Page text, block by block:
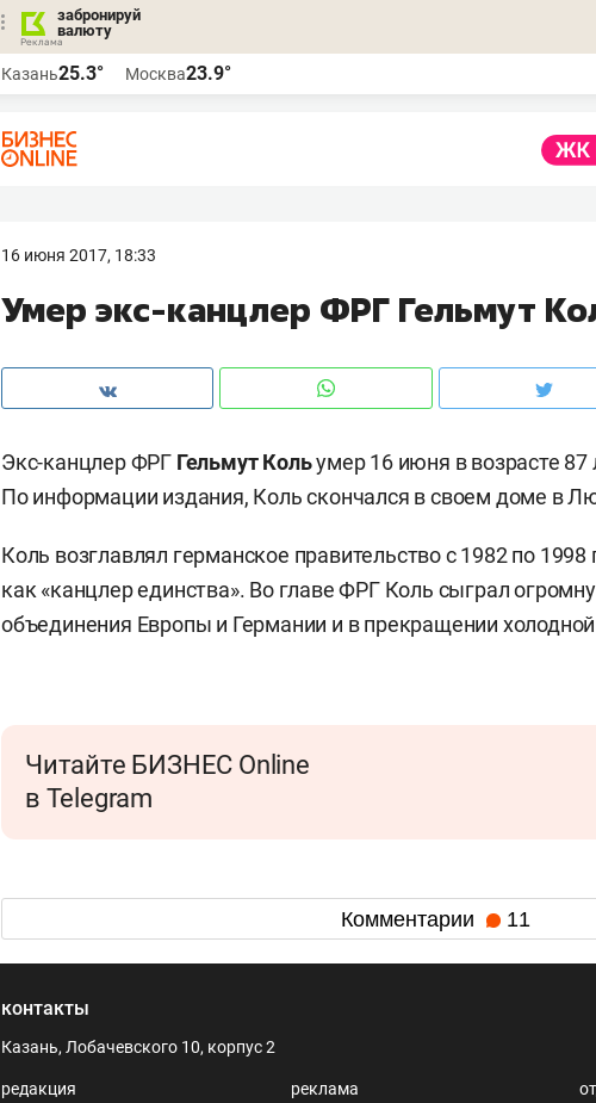
забронируй
валюту
Казань25.3° Москва23.9°
16 июня 2017, 18:33
Умер экс-канцлер ФРГ Гельмут
Экс-канцлер ФРГ Гельмут Кольумер 16 июня в возрасте 87
По информации издания, Коль скончался в своем доме в
Коль возглавлял германское правительство с 1982 по
как «канцлер единства». Во главе ФРГ Коль сыграл
объединения Европы и Германии и в прекращении
Читайте БИЗНЕС Online
в Telegram
Комментарии 11
контакты
Казань, Лобачевского 10, корпус 2
редакция
реклама